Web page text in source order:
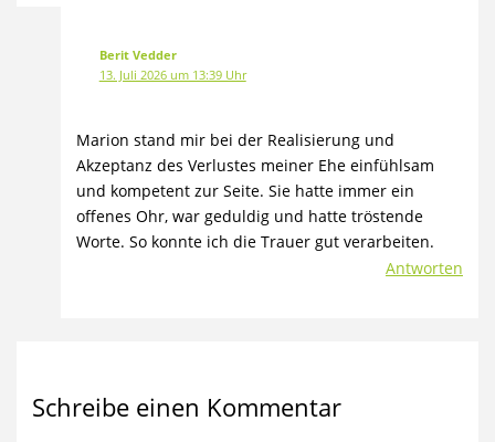
Berit Vedder
13. Juli 2026 um 13:39 Uhr
Marion stand mir bei der Realisierung und
Akzeptanz des Verlustes meiner Ehe einfühlsam
und kompetent zur Seite. Sie hatte immer ein
offenes Ohr, war geduldig und hatte tröstende
Worte. So konnte ich die Trauer gut verarbeiten.
Antworten
Schreibe einen Kommentar